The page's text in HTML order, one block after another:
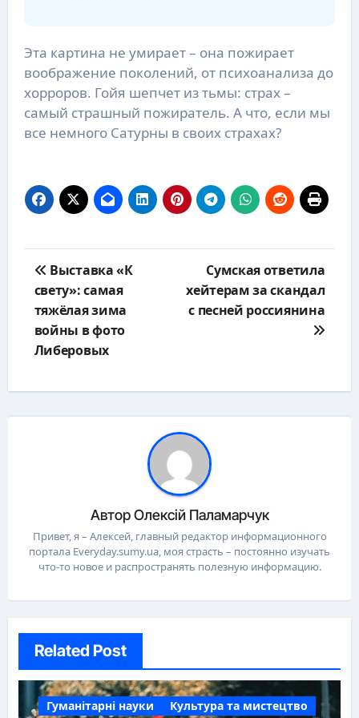
Эта картина не умирает – она пожирает
воображение поколений, от психоанализа до
хорроров. Гойя шепчет из тьмы: страх –
самый страшный пожиратель. А что, если мы
все немного Сатурны в своих страхах?
по
записям
Выставка «К
свету»: самая
тяжёлая зима
войны в фото
Либеровых
Сумская ответила
хейтерам за скандал
с песней россиянина
АвторОлексій Паламарчук
Привет, я – Алексей, главный редактор информационного
портала Everyday.sumy.ua, моя страсть – постоянно изучать
что-то новое и распространять полезную информацию.
Related Post
Гуманітарні науки Культура та мистецтво